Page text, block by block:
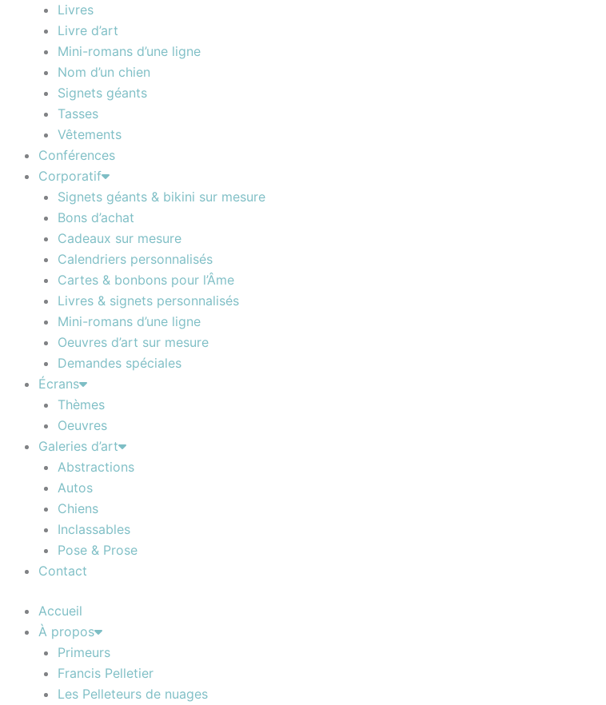
Livres
Livre d’art
Mini-romans d’une ligne
Nom d’un chien
Signets géants
Tasses
Vêtements
Conférences
Corporatif
Signets géants & bikini sur mesure
Bons d’achat
Cadeaux sur mesure
Calendriers personnalisés
Cartes & bonbons pour l’Âme
Livres & signets personnalisés
Mini-romans d’une ligne
Oeuvres d’art sur mesure
Demandes spéciales
Écrans
Thèmes
Oeuvres
Galeries d’art
Abstractions
Autos
Chiens
Inclassables
Pose & Prose
Contact
Accueil
À propos
Primeurs
Francis Pelletier
Les Pelleteurs de nuages